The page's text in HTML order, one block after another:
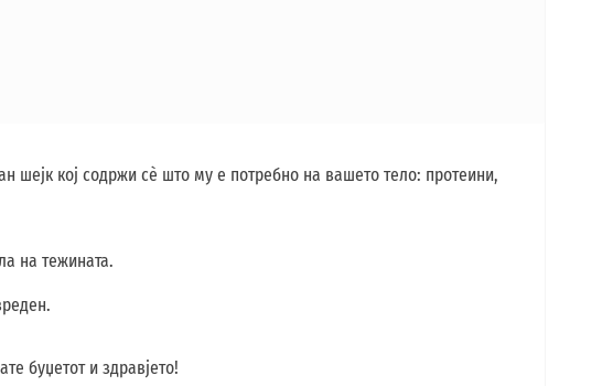
шejк кој содржи сѐ што му е потребно на вашето тело: протеини,
на тежината.
буџетот и здравјето!